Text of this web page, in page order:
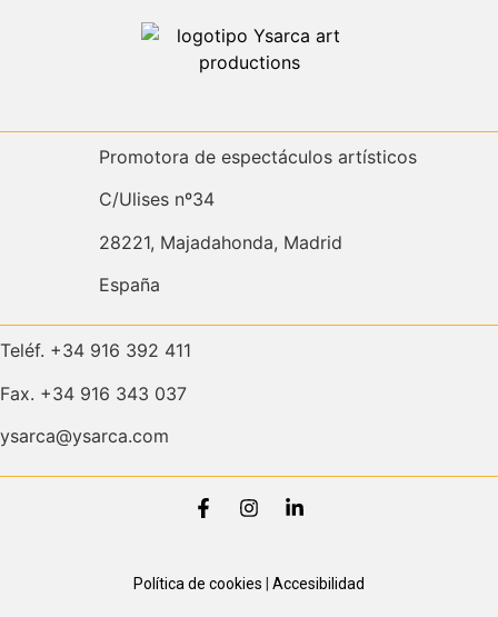
Promotora de espectáculos artísticos
C/Ulises nº34
28221, Majadahonda, Madrid
España
Teléf. +34 916 392 411
Fax. +34 916 343 037
ysarca@ysarca.com
Política de cookies Accesibilidad